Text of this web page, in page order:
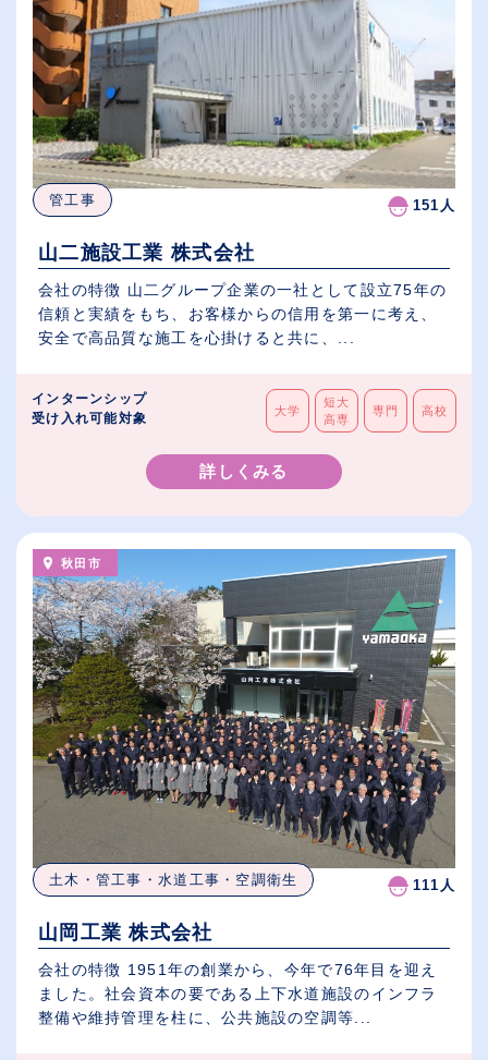
管工事 151人
山二施設工業 株式会社
会社の特徴 山二グループ企業の一社として設立75年の
信頼と実績をもち、お客様からの信用を第一に考え、
安全で高品質な施工を心掛けると共に、...
インターンシップ
受け入れ可能対象
大学
短大
高専
専門 高校
詳しくみる
秋田市
土木・管工事・水道工事・空調衛生 111人
山岡工業 株式会社
会社の特徴 1951年の創業から、今年で76年目を迎え
ました。社会資本の要である上下水道施設のインフラ
整備や維持管理を柱に、公共施設の空調等...